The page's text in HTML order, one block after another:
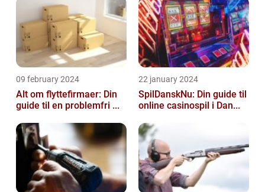
09 february 2024
Alt om flyttefirmaer: Din
guide til en problemfri ...
22 january 2024
SpilDanskNu: Din guide til
online casinospil i Dan...